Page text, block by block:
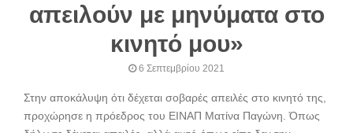
απειλούν με μηνύματα στο
κινητό μου»
6 Σεπτεμβρίου 2021
Στην αποκάλυψη ότι δέχεται σοβαρές απειλές στο κινητό της,
προχώρησε η πρόεδρος του ΕΙΝΑΠ Ματίνα Παγώνη. Όπως